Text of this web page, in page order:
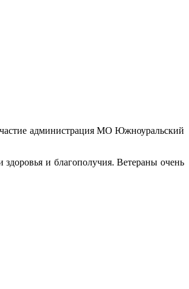
администрация МО Южноуральский
и благополучия. Ветераны очень